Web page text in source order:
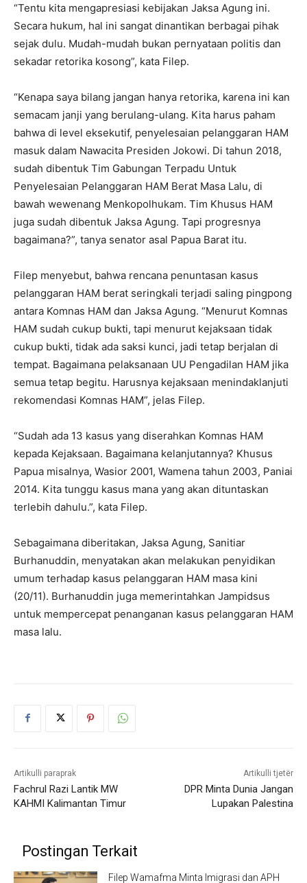
“Tentu kita mengapresiasi kebijakan Jaksa Agung ini.
Secara hukum, hal ini sangat dinantikan berbagai pihak
sejak dulu. Mudah-mudah bukan pernyataan politis dan
sekadar retorika kosong”, kata Filep.
“Kenapa saya bilang jangan hanya retorika, karena ini kan
semacam janji yang berulang-ulang. Kita harus paham
bahwa di level eksekutif, penyelesaian pelanggaran HAM
masuk dalam Nawacita Presiden Jokowi. Di tahun 2018,
sudah dibentuk Tim Gabungan Terpadu Untuk
Penyelesaian Pelanggaran HAM Berat Masa Lalu, di
bawah wewenang Menkopolhukam. Tim Khusus HAM
juga sudah dibentuk Jaksa Agung. Tapi progresnya
bagaimana?”, tanya senator asal Papua Barat itu.
Filep menyebut, bahwa rencana penuntasan kasus
pelanggaran HAM berat seringkali terjadi saling pingpong
antara Komnas HAM dan Jaksa Agung. “Menurut Komnas
HAM sudah cukup bukti, tapi menurut kejaksaan tidak
cukup bukti, tidak ada saksi kunci, jadi tetap berjalan di
tempat. Bagaimana pelaksanaan UU Pengadilan HAM jika
semua tetap begitu. Harusnya kejaksaan menindaklanjuti
rekomendasi Komnas HAM”, jelas Filep.
“Sudah ada 13 kasus yang diserahkan Komnas HAM
kepada Kejaksaan. Bagaimana kelanjutannya? Khusus
Papua misalnya, Wasior 2001, Wamena tahun 2003, Paniai
2014. Kita tunggu kasus mana yang akan dituntaskan
terlebih dahulu.”, kata Filep.
Sebagaimana diberitakan, Jaksa Agung, Sanitiar
Burhanuddin, menyatakan akan melakukan penyidikan
umum terhadap kasus pelanggaran HAM masa kini
(20/11). Burhanuddin juga memerintahkan Jampidsus
untuk mempercepat penanganan kasus pelanggaran HAM
masa lalu.
Artikulli paraprak
Fachrul Razi Lantik MW
KAHMI Kalimantan Timur
Artikulli tjetër
DPR Minta Dunia Jangan
Lupakan Palestina
Postingan Terkait
Filep Wamafma Minta Imigrasi dan APH